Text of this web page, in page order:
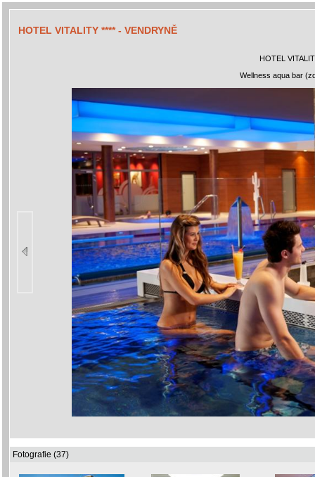
HOTEL VITALITY **** - VENDRYNĚ
HOTEL
Wellness aqua bar
Fotografie (37)